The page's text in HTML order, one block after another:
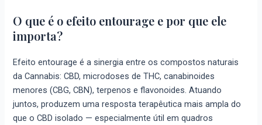
O que é o efeito entourage e por que ele
importa?
Efeito entourage é a sinergia entre os compostos naturais
da Cannabis: CBD, microdoses de THC, canabinoides
menores (CBG, CBN), terpenos e flavonoides. Atuando
juntos, produzem uma resposta terapêutica mais ampla do
que o CBD isolado — especialmente útil em quadros